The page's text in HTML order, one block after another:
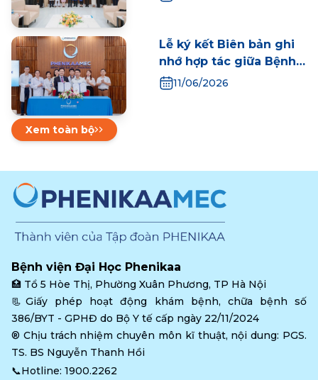
Quảng Châu
Lễ ký kết Biên bản ghi
nhớ hợp tác giữa Bệnh
viện Đại học Phenikaa
11/06/2026
Xem toàn bộ
Bệnh viện Đại Học Phenikaa
🏥 Tổ 5 Hòe Thị, Phường Xuân Phương, TP Hà Nội
📃Giấy phép hoạt động khám bệnh, chữa bệnh số
386/BYT - GPHĐ do Bộ Y tế cấp ngày 22/11/2024
®️ Chịu trách nhiệm chuyên môn kĩ thuật, nội dung: PGS.
TS. BS Nguyễn Thanh Hồi
📞Hotline: 1900.2262